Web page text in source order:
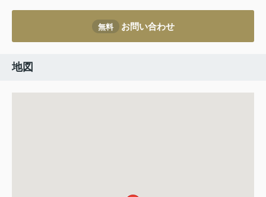
無料 お問い合わせ
地図